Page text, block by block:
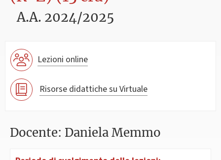
A.A. 2024/2025
Lezioni online
Risorse didattiche su Virtuale
Docente: Daniela Memmo